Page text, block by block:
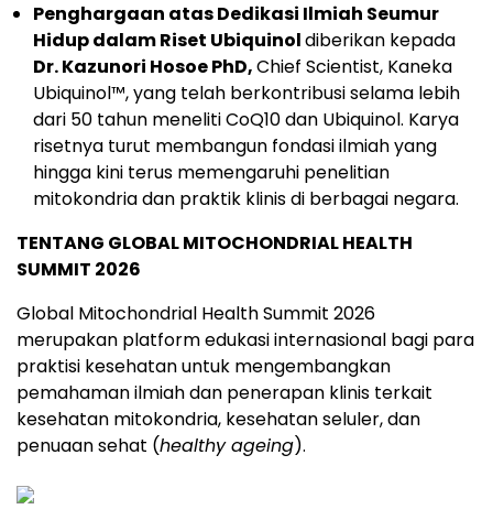
Penghargaan atas Dedikasi Ilmiah Seumur
Hidup dalam Riset Ubiquinoldiberikan kepada
Dr. Kazunori Hosoe PhD,Chief Scientist, Kaneka
Ubiquinol™, yang telah berkontribusi selama lebih
dari 50 tahun meneliti CoQ10 dan Ubiquinol. Karya
risetnya turut membangun fondasi ilmiah yang
hingga kini terus memengaruhi penelitian
mitokondria dan praktik klinis di berbagai negara.
TENTANG GLOBAL MITOCHONDRIAL HEALTH
SUMMIT 2026
Global Mitochondrial Health Summit 2026
merupakan platform edukasi internasional bagi para
praktisi kesehatan untuk mengembangkan
pemahaman ilmiah dan penerapan klinis terkait
kesehatan mitokondria, kesehatan seluler, dan
penuaan sehat (healthy ageing).